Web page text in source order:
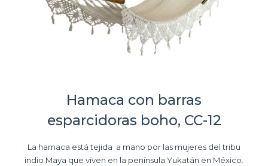
Hamaca con barras
esparcidoras boho, CC-12
La hamaca está tejida a mano por las mujeres del tribu
indio Maya que viven en la península Yukatán en México.